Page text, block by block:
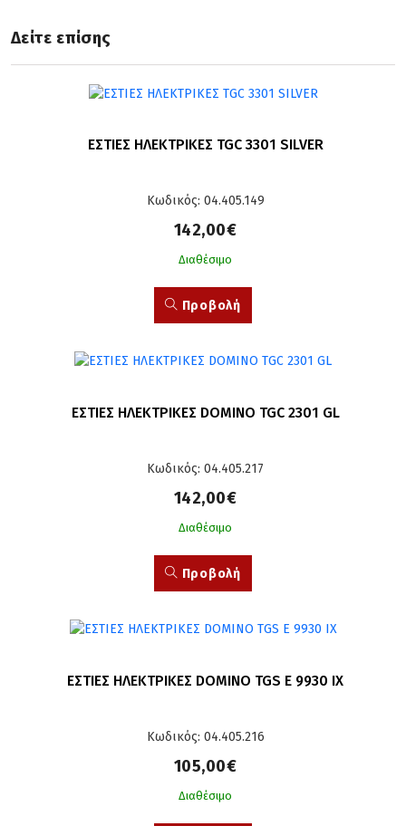
Δείτε επίσης
ΕΣΤΙΕΣ ΗΛΕΚΤΡΙΚΕΣ TGC 3301 SILVER
Κωδικός: 04.405.149
142,00€
Διαθέσιμο
Προβολή
ΕΣΤΙΕΣ ΗΛΕΚΤΡΙΚΕΣ DOMINO TGC 2301 GL
Κωδικός: 04.405.217
142,00€
Διαθέσιμο
Προβολή
ΕΣΤΙΕΣ ΗΛΕΚΤΡΙΚΕΣ DOMINO TGS E 9930 IX
Κωδικός: 04.405.216
105,00€
Διαθέσιμο